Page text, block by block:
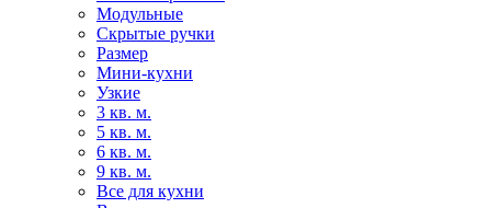
Модульные
Скрытые ручки
Размер
Мини-кухни
Узкие
3 кв. м.
5 кв. м.
6 кв. м.
9 кв. м.
Все для кухни